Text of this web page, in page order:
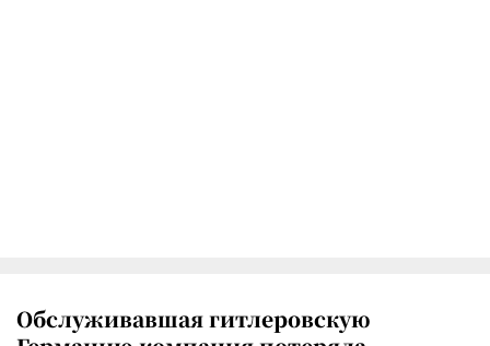
Обслуживавшая гитлеровскую